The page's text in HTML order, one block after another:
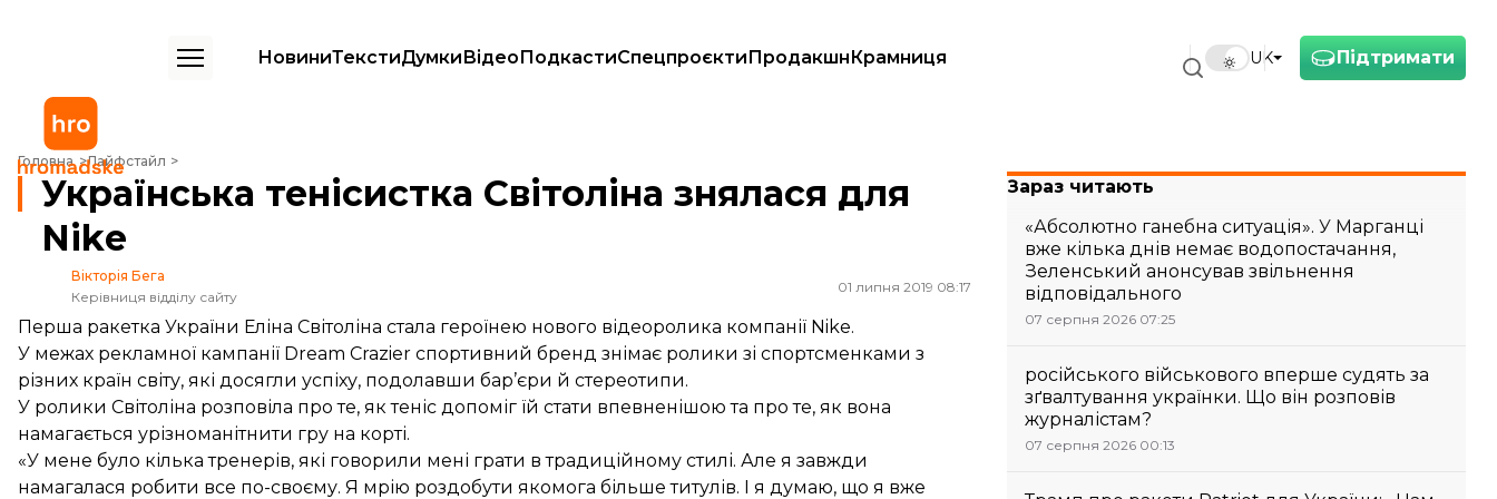
Підтримати
UK
НовиниТекстиДумкиВідеоПодкастиСпецпроєктиПродакшнКрамниця
Головна Лайфстайл
Українська тенісистка Світоліна знялася для Nikе
Українська тенісистка Світоліна знялася для
Nikе
Вікторія Бега
Керівниця відділу сайту
01 липня 2019 08:17
Перша ракетка України Еліна Світоліна стала героїнею нового відеоролика компанії Nikе.
У межах рекламної кампанії Dream Crazier спортивний бренд знімає ролики зі спортсменками з
різних країн світу, які досягли успіху, подолавши бар’єри й стереотипи.
У ролики Світоліна розповіла про те, як теніс допоміг їй стати впевненішою та про те, як вона
намагається урізноманітнити гру на корті.
«У мене було кілька тренерів, які говорили мені грати в традиційному стилі. Але я завжди
намагалася робити все по-своєму. Я мрію роздобути якомога більше титулів. І я думаю, що я вже
Зараз читають
«Абсолютно ганебна ситуація». У Марганці
вже кілька днів немає водопостачання,
Зеленський анонсував звільнення
відповідального
07 серпня 2026 07:25
російського військового вперше судять за
зґвалтування українки. Що він розповів
журналістам?
07 серпня 2026 00:13